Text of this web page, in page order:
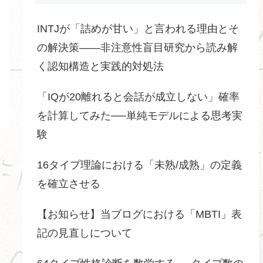
INTJが「詰めが甘い」と言われる理由とそ
の解決策――非注意性盲目研究から読み解
く認知構造と実践的対処法
「IQが20離れると会話が成立しない」確率
を計算してみた──単純モデルによる思考実
験
16タイプ理論における「未熟/成熟」の定義
を確立させる
【お知らせ】当ブログにおける「MBTI」表
記の見直しについて